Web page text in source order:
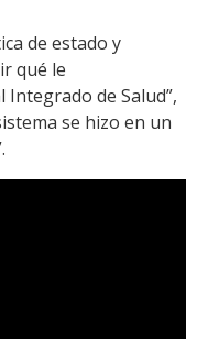
de estado y
qué le
de Salud”,
se hizo en un